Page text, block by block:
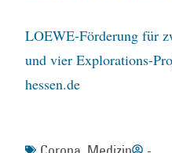
LOEWE-Förderung für
und vier Explorations-
hessen.de